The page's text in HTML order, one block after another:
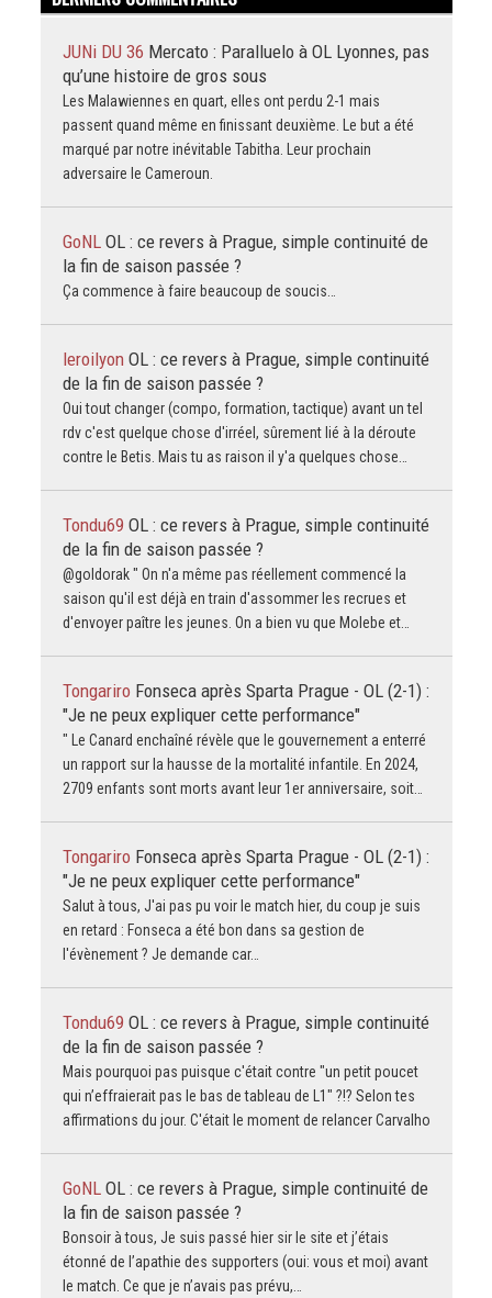
JUNi DU 36 Mercato : Paralluelo à OL Lyonnes, pas
qu’une histoire de gros sous
Les Malawiennes en quart, elles ont perdu 2-1 mais
passent quand même en finissant deuxième. Le but a été
marqué par notre inévitable Tabitha. Leur prochain
adversaire le Cameroun.
GoNL OL : ce revers à Prague, simple continuité de
la fin de saison passée ?
Ça commence à faire beaucoup de soucis…
leroilyon OL : ce revers à Prague, simple continuité
de la fin de saison passée ?
Oui tout changer (compo, formation, tactique) avant un tel
rdv c'est quelque chose d'irréel, sûrement lié à la déroute
contre le Betis. Mais tu as raison il y'a quelques chose…
Tondu69 OL : ce revers à Prague, simple continuité
de la fin de saison passée ?
@goldorak " On n'a même pas réellement commencé la
saison qu'il est déjà en train d'assommer les recrues et
d'envoyer paître les jeunes. On a bien vu que Molebe et…
Tongariro Fonseca après Sparta Prague - OL (2-1) :
"Je ne peux expliquer cette performance"
" Le Canard enchaîné révèle que le gouvernement a enterré
un rapport sur la hausse de la mortalité infantile. En 2024,
2709 enfants sont morts avant leur 1er anniversaire, soit…
Tongariro Fonseca après Sparta Prague - OL (2-1) :
"Je ne peux expliquer cette performance"
Salut à tous, J'ai pas pu voir le match hier, du coup je suis
en retard : Fonseca a été bon dans sa gestion de
l'évènement ? Je demande car…
Tondu69 OL : ce revers à Prague, simple continuité
de la fin de saison passée ?
Mais pourquoi pas puisque c'était contre "un petit poucet
qui n’effraierait pas le bas de tableau de L1" ?!? Selon tes
affirmations du jour. C'était le moment de relancer Carvalho
GoNL OL : ce revers à Prague, simple continuité de
la fin de saison passée ?
Bonsoir à tous, Je suis passé hier sir le site et j’étais
étonné de l’apathie des supporters (oui: vous et moi) avant
le match. Ce que je n’avais pas prévu,…